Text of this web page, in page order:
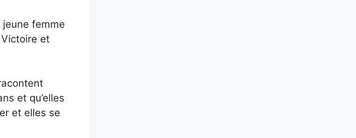
femme
et
et qu’elles
et elles se